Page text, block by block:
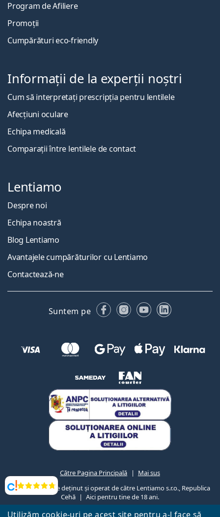
Utilizăm cookie-uri pe acest site pentru a-l face să
Opinii
Program de Afiliere
Promoții
Cumpărături eco-friendly
Informații de la experții noștri
Cum să interpretați prescripția pentru lentilele
Afecțiuni oculare
Echipa medicală
Comparații între lentilele de contact
Lentiamo
Despre noi
Echipa noastră
Blog Lentiamo
Avantajele cumpărăturilor cu Lentiamo
Contactează-ne
Suntem pe FacebookInstagram
YouTubeLinkedIn
Către Pagina Principală
Mai sus
Lentiamo.ro este deținut și operat de către Lentiamo s.r.o., Republica
Cehă
Aici pentru tine de 18 ani.